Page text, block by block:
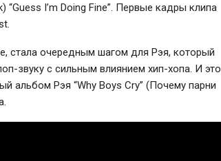
I’m Doing Fine”. Первые кадры клипа
стала очередным шагом для Рэя, который
звуку с сильным влиянием хип-хопа. И это
альбом Рэя “Why Boys Cry” (Почему парни